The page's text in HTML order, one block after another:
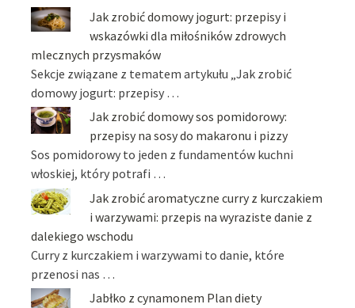
Jak zrobić domowy jogurt: przepisy i
wskazówki dla miłośników zdrowych
mlecznych przysmaków
Sekcje związane z tematem artykułu „Jak zrobić
domowy jogurt: przepisy …
Jak zrobić domowy sos pomidorowy:
przepisy na sosy do makaronu i pizzy
Sos pomidorowy to jeden z fundamentów kuchni
włoskiej, który potrafi …
Jak zrobić aromatyczne curry z kurczakiem
i warzywami: przepis na wyraziste danie z
dalekiego wschodu
Curry z kurczakiem i warzywami to danie, które
przenosi nas …
Jabłko z cynamonem Plan diety